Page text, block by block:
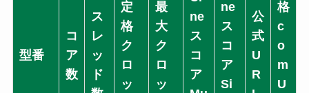
型番
コ
ア
数
ス
レ
ッ
ド
定
格
ク
ロ
ッ
最
大
ク
ロ
ッ
ne
ス
コ
ア
ne
ス
コ
ア
Si
公
式
U
R
格
c
o
m
U